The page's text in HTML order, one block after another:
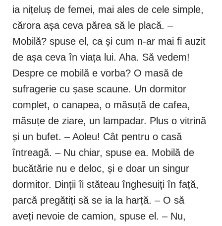
ia nițeluș de femei, mai ales de cele simple,
cărora așa ceva părea să le placă. –
Mobilă? spuse el, ca și cum n-ar mai fi auzit
de așa ceva în viața lui. Aha. Să vedem!
Despre ce mobilă e vorba? O masă de
sufragerie cu șase scaune. Un dormitor
complet, o canapea, o măsuță de cafea,
măsuțe de ziare, un lampadar. Plus o vitrină
și un bufet. – Aoleu! Cât pentru o casă
întreagă. – Nu chiar, spuse ea. Mobilă de
bucătărie nu e deloc, și e doar un singur
dormitor. Dinții îi stăteau înghesuiți în față,
parcă pregătiți să se ia la harță. – O să
aveți nevoie de camion, spuse el. – Nu,